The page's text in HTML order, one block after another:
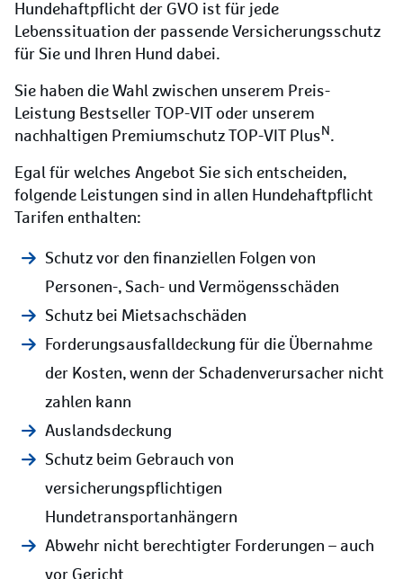
Hundehaftpflicht der GVO ist für jede
Lebenssituation der passende Versicherungsschutz
für Sie und Ihren Hund dabei.
Sie haben die Wahl zwischen unserem Preis-
Leistung Bestseller TOP-VIT oder unserem
nachhaltigen Premiumschutz TOP-VIT Plus N .
Egal für welches Angebot Sie sich entscheiden,
folgende Leistungen sind in allen Hundehaftpflicht
Tarifen enthalten:
Schutz vor den finanziellen Folgen von
Personen-, Sach- und Vermögensschäden
Schutz bei Mietsachschäden
Forderungsausfalldeckung für die Übernahme
der Kosten, wenn der Schadenverursacher nicht
zahlen kann
Auslandsdeckung
Schutz beim Gebrauch von
versicherungspflichtigen
Hundetransportanhängern
Abwehr nicht berechtigter Forderungen – auch
vor Gericht